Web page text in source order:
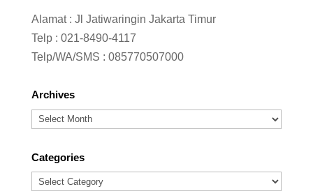
Alamat : Jl Jatiwaringin Jakarta Timur
Telp : 021-8490-4117
Telp/WA/SMS : 085770507000
Archives
Archives
Categories
Categories